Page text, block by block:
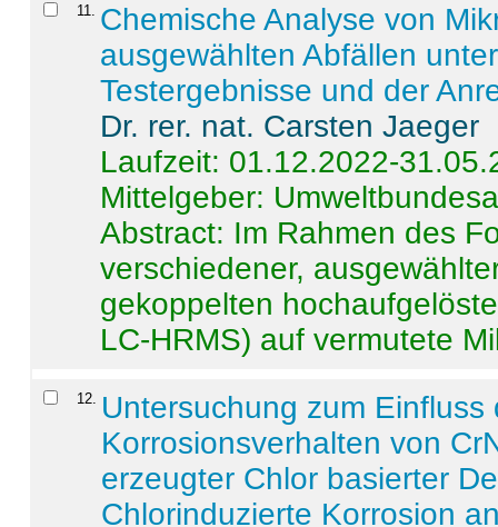
11
Chemische Analyse von
ausgewählten Abfällen
Testergebnisse und der
Dr. rer. nat. Carsten Jaeger
Laufzeit: 01.12.2022-
Mittelgeber:
Abstract: Im Rahmen des
verschiedener,
gekoppelten
LC-HRMS) auf vermutete
12
Untersuchung zum
Korrosionsverhalten von
erzeugter Chlor basierter
Chlorinduzierte Korrosion